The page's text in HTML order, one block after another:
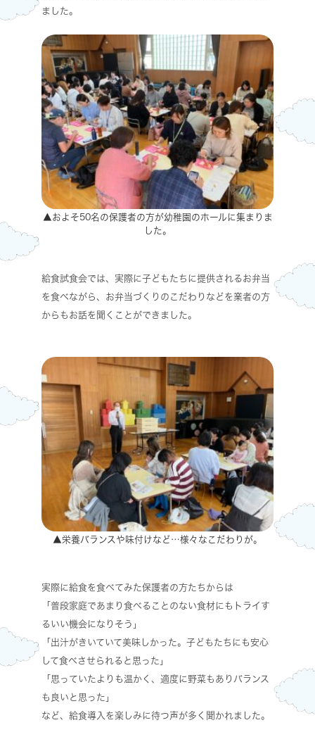
ました。
▲およそ50名の保護者の方が幼稚園のホールに集まりま
した。
給食試食会では、実際に子どもたちに提供されるお弁当
を食べながら、お弁当づくりのこだわりなどを業者の方
からもお話を聞くことができました。
▲栄養バランスや味付けなど…様々なこだわりが。
実際に給食を食べてみた保護者の方たちからは
「普段家庭であまり食べることのない食材にもトライす
るいい機会になりそう」
「出汁がきいていて美味しかった。子どもたちにも安心
して食べさせられると思った」
「思っていたよりも温かく、適度に野菜もありバランス
も良いと思った」
など、給食導入を楽しみに待つ声が多く聞かれました。